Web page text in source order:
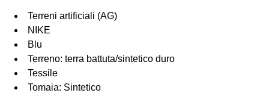
Terreni artificiali (AG)
NIKE
Blu
Terreno: terra battuta/sintetico duro
Tessile
Tomaia: Sintetico